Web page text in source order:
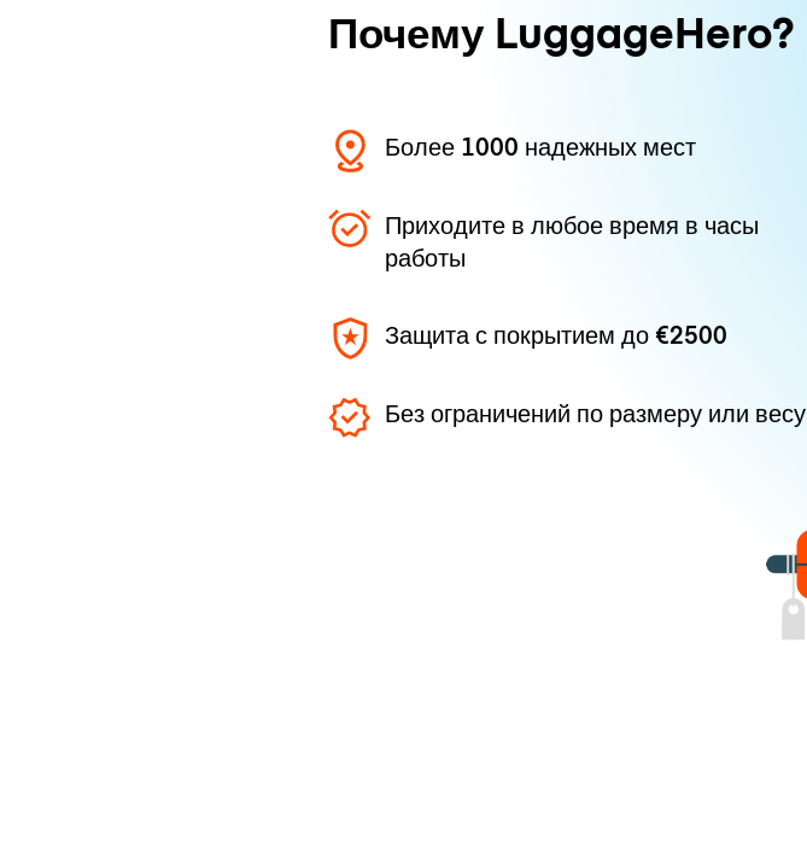
Почему LuggageHero?
Более 1000 надежных мест
Приходите в любое время в часы
работы
Защита с покрытием до €2500
Без ограничений по размеру или весу